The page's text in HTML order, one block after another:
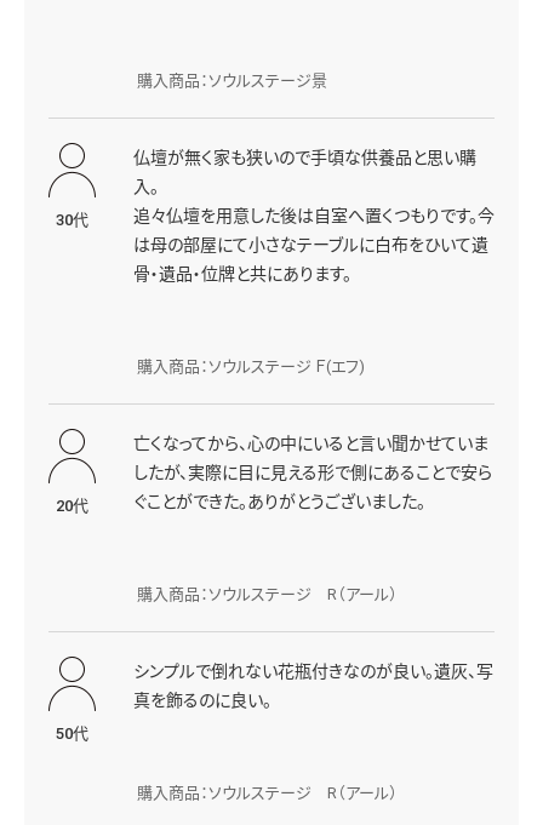
購入商品：ソウルステージ景
30代
仏壇が無く家も狭いので手頃な供養品と思い購
入。
追々仏壇を用意した後は自室へ置くつもりです。今
は母の部屋にて小さなテーブルに白布をひいて遺
骨・遺品・位牌と共にあります。
購入商品：ソウルステージ Ｆ(エフ)
20代
亡くなってから、心の中にいると言い聞かせていま
したが、実際に目に見える形で側にあることで安ら
ぐことができた。ありがとうございました。
購入商品：ソウルステージ R（アール）
50代
シンプルで倒れない花瓶付きなのが良い。遺灰、写
真を飾るのに良い。
購入商品：ソウルステージ R（アール）